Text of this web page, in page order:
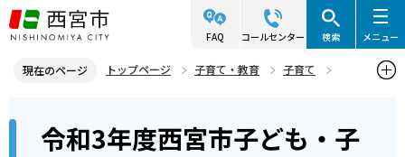
こ
の
ジ
FAQ コールセンター 検索 メニュー
現在のページ トップページ 子育て・教育
子育て
令和3年度西宮市子ども・子育て会議の開催情報
令和3年度西宮市子ども・子